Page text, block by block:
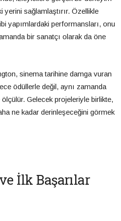
sağlamlaştırır. Özellikle
yapımlardaki performansları, onu
bir sanatçı olarak da öne
sinema tarihine damga vuran
ödüllerle değil, aynı zamanda
Gelecek projeleriyle birlikte,
ne kadar derinleşeceğini görmek
İlk Başarılar